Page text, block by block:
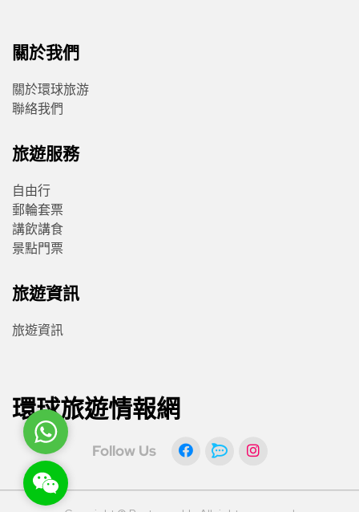
關於我們
關於環球旅游
聯絡我們
旅遊服務
自由行
郵輪套票
講飲講食
景點門票
旅遊資訊
旅遊資訊
環球旅遊情報網
Follow Us
WhatsApp
WeChat: rsgt819